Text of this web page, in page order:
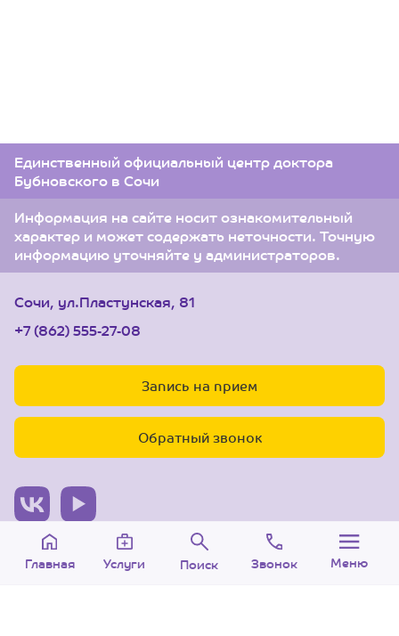
Единственный официальный центр доктора
Бубновского в Сочи
Информация на сайте носит ознакомительный
характер и может содержать неточности. Точную
информацию уточняйте у администраторов.
Сочи, ул.Пластунская, 81
+7 (862) 555-27-08
Запись на прием
Обратный звонок
© 2005-2026 Центр доктора Бубновского в Сочи.
ООО «Ариана», лицензия Л041-01126-
Главная Услуги Поиск Звонок Меню